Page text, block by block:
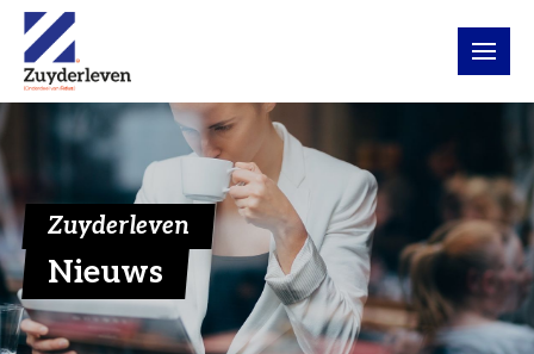
Zuyderleven
Nieuws